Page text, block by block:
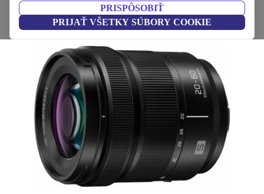
PRISPÔSOBIŤ
PRIJAŤ VŠETKY SÚBORY COOKIE
Čierna
(Zbieranie recenzií)